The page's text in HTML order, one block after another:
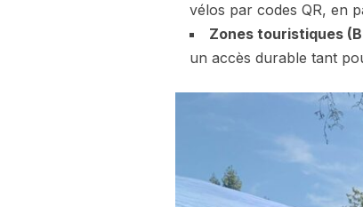
vélos par codes QR, en
Zones touristiques
un accès durable tant